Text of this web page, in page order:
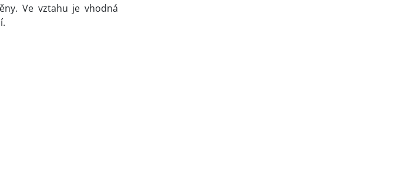
Ve vztahu je vhodná